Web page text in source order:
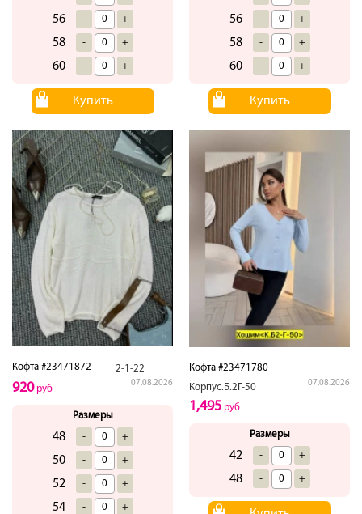
56 - +
58 - +
60 - +
Купить
56 - +
58 - +
60 - +
Купить
Кофта #23471872 2-1-22
07.08.2026
920руб
Размеры
48 - +
50 - +
52 - +
54 - +
Кофта #23471780
Корпус.Б.2Г-50
07.08.2026
1,495 руб
Размеры
42 - +
48 - +